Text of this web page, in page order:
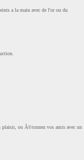
a la main avec de l'or ou du
ou Ã©tonnez vos amis avec un